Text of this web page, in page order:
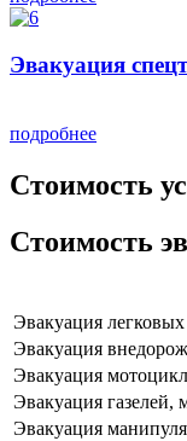
Эвакуация
подробнее
Стоимость
Стоимость
Эвакуация
Эвакуация
Эвакуация
Эвакуация газелей,
Эвакуация